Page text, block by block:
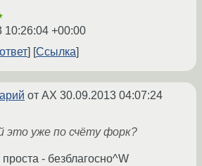
10:26:04 +00:00
Ссылка
от AX 30.09.2013 04:07:24
это уже по счёту форк?
- безблагосно^W